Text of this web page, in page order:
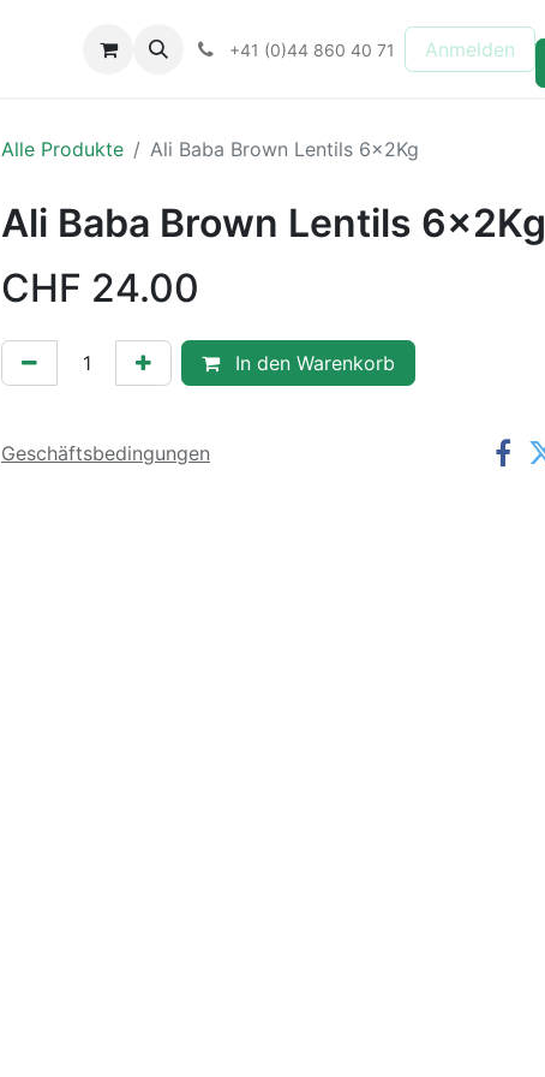
+41 (0)44 860 40 71 Anmelden
Alle Produkte Ali Baba Brown Lentils 6x2Kg
Ali Baba Brown Lentils 6x2Kg
CHF 24.00
In den Warenkorb
Geschäftsbedingungen